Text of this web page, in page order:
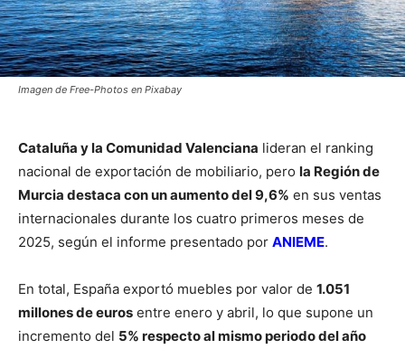
Imagen de Free-Photos en Pixabay
Cataluña y la Comunidad Valenciana lideran el ranking
nacional de exportación de mobiliario, pero la Región de
Murcia destaca con un aumento del 9,6% en sus ventas
internacionales durante los cuatro primeros meses de
2025, según el informe presentado por ANIEME.
En total, España exportó muebles por valor de 1.051
millones de euros entre enero y abril, lo que supone un
incremento del 5% respecto al mismo periodo del año